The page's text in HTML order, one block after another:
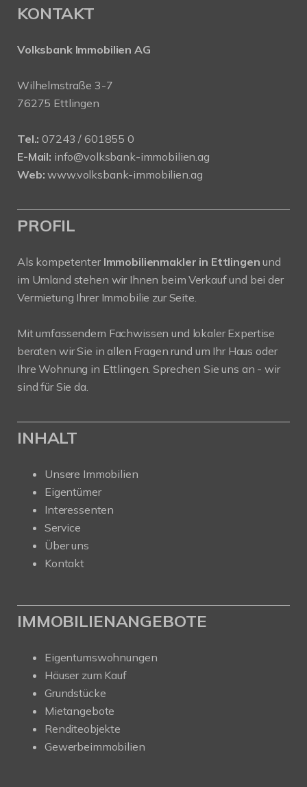
KONTAKT
Volksbank Immobilien AG
Wilhelmstraße 3-7
76275 Ettlingen
Tel.: 07243 / 601855 0
E-Mail: info@volksbank-immobilien.ag
Web: www.volksbank-immobilien.ag
PROFIL
Als kompetenter Immobilienmakler in Ettlingen und
im Umland stehen wir Ihnen beim Verkauf und bei der
Vermietung Ihrer Immobilie zur Seite.
Mit umfassendem Fachwissen und lokaler Expertise
beraten wir Sie in allen Fragen rund um Ihr Haus oder
Ihre Wohnung in Ettlingen. Sprechen Sie uns an - wir
sind für Sie da.
INHALT
Unsere Immobilien
Eigentümer
Interessenten
Service
Über uns
Kontakt
IMMOBILIENANGEBOTE
Eigentumswohnungen
Häuser zum Kauf
Grundstücke
Mietangebote
Renditeobjekte
Gewerbeimmobilien